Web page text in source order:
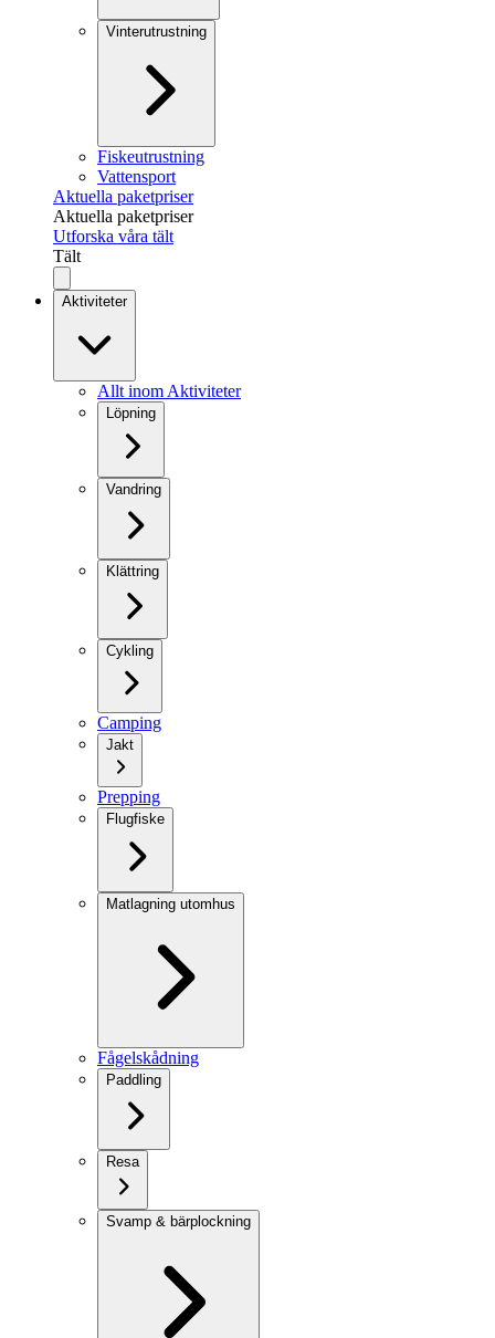
Vinterutrustning
Fiskeutrustning
Vattensport
Aktuella paketpriser
Aktuella paketpriser
Utforska våra tält
Tält
Aktiviteter
Allt inom Aktiviteter
Löpning
Vandring
Klättring
Cykling
Camping
Jakt
Prepping
Flugfiske
Matlagning utomhus
Fågelskådning
Paddling
Resa
Svamp & bärplockning